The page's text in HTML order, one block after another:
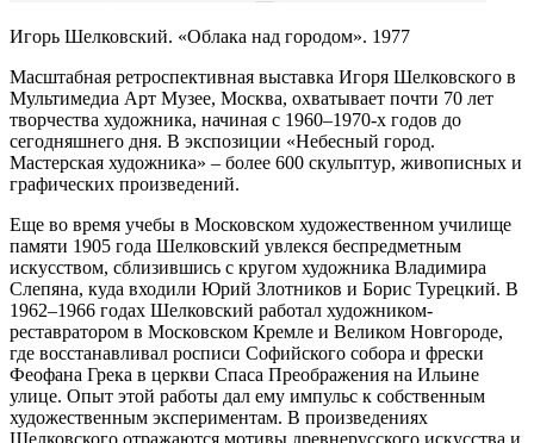
Игорь Шелковский. «Облака над городом». 1977
Масштабная ретроспективная выставка Игоря Шелковского в
Мультимедиа Арт Музее, Москва, охватывает почти 70 лет
творчества художника, начиная с 1960–1970-х годов до
сегодняшнего дня. В экспозиции «Небесный город.
Мастерская художника» – более 600 скульптур, живописных и
графических произведений.
Еще во время учебы в Московском художественном училище
памяти 1905 года Шелковский увлекся беспредметным
искусством, сблизившись с кругом художника Владимира
Слепяна, куда входили Юрий Злотников и Борис Турецкий. В
1962–1966 годах Шелковский работал художником-
реставратором в Московском Кремле и Великом Новгороде,
где восстанавливал росписи Софийского собора и фрески
Феофана Грека в церкви Спаса Преображения на Ильине
улице. Опыт этой работы дал ему импульс к собственным
художественным экспериментам. В произведениях
Шелковского отражаются мотивы древнерусского искусства и